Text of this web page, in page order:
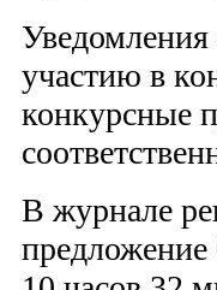
участию в
конкурсные
В журнале